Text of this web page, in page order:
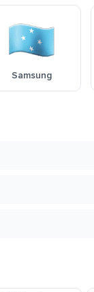
Samsung